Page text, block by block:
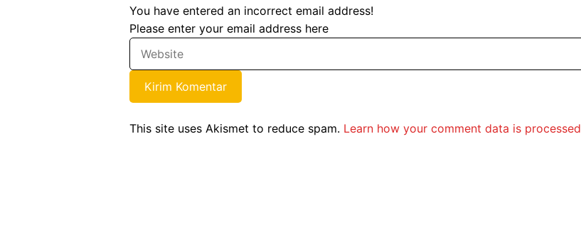
You have entered an incorrect email address!
Please enter your email address here
This site uses Akismet to reduce spam. Learn how your comment data is processed